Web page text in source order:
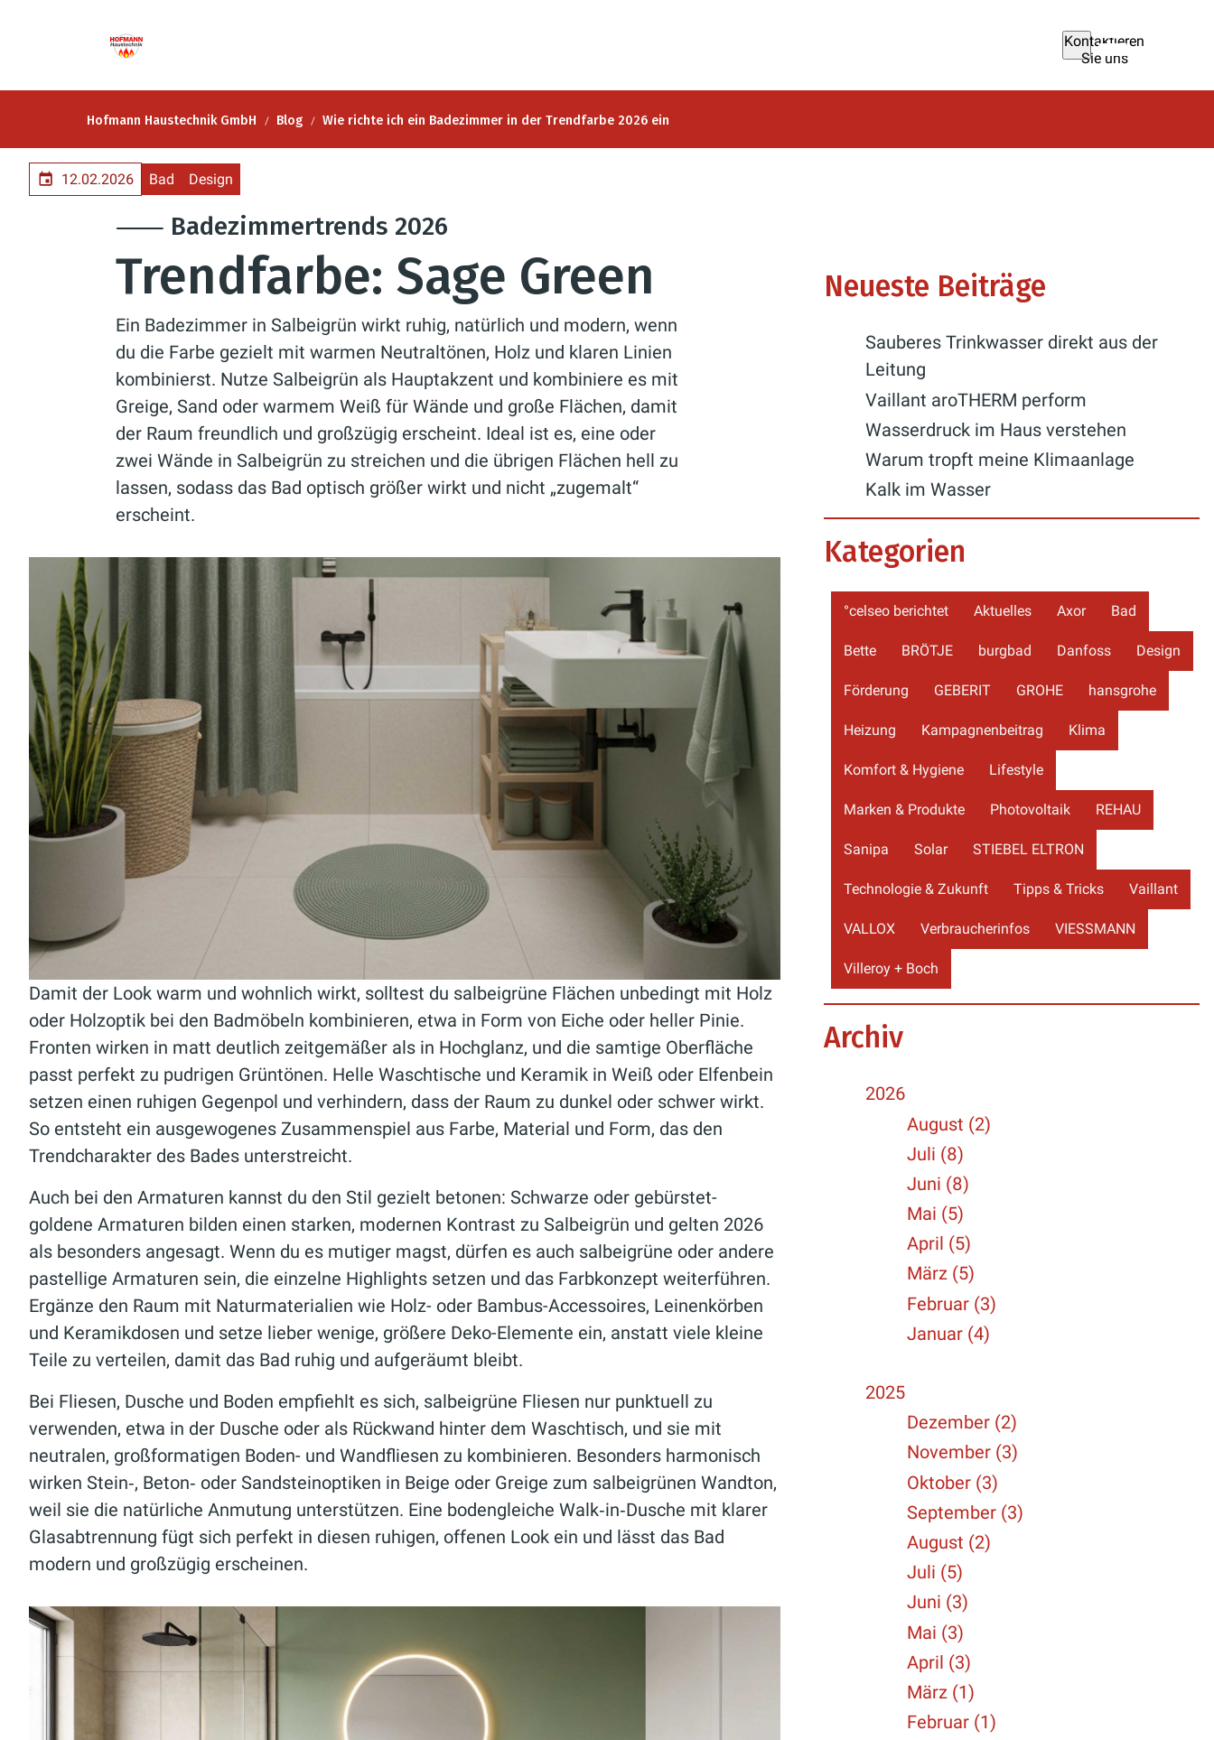
Kontaktieren
Sie uns
Hofmann Haustechnik GmbH Blog Wie richte ich ein Badezimmer in der Trendfarbe 2026 ein
12.02.2026 Bad Design
⸺ Badezimmertrends 2026
Trendfarbe: Sage Green
Ein Badezimmer in Salbeigrün wirkt ruhig, natürlich und modern, wenn
du die Farbe gezielt mit warmen Neutraltönen, Holz und klaren Linien
kombinierst. Nutze Salbeigrün als Hauptakzent und kombiniere es mit
Greige, Sand oder warmem Weiß für Wände und große Flächen, damit
der Raum freundlich und großzügig erscheint. Ideal ist es, eine oder
zwei Wände in Salbeigrün zu streichen und die übrigen Flächen hell zu
lassen, sodass das Bad optisch größer wirkt und nicht „zugemalt“
erscheint.
Damit der Look warm und wohnlich wirkt, solltest du salbeigrüne Flächen unbedingt mit Holz
oder Holzoptik bei den Badmöbeln kombinieren, etwa in Form von Eiche oder heller Pinie.
Fronten wirken in matt deutlich zeitgemäßer als in Hochglanz, und die samtige Oberfläche
passt perfekt zu pudrigen Grüntönen. Helle Waschtische und Keramik in Weiß oder Elfenbein
setzen einen ruhigen Gegenpol und verhindern, dass der Raum zu dunkel oder schwer wirkt.
So entsteht ein ausgewogenes Zusammenspiel aus Farbe, Material und Form, das den
Trendcharakter des Bades unterstreicht.
Auch bei den Armaturen kannst du den Stil gezielt betonen: Schwarze oder gebürstet-
goldene Armaturen bilden einen starken, modernen Kontrast zu Salbeigrün und gelten 2026
als besonders angesagt. Wenn du es mutiger magst, dürfen es auch salbeigrüne oder andere
pastellige Armaturen sein, die einzelne Highlights setzen und das Farbkonzept weiterführen.
Ergänze den Raum mit Naturmaterialien wie Holz- oder Bambus-Accessoires, Leinenkörben
und Keramikdosen und setze lieber wenige, größere Deko-Elemente ein, anstatt viele kleine
Teile zu verteilen, damit das Bad ruhig und aufgeräumt bleibt.
Bei Fliesen, Dusche und Boden empfiehlt es sich, salbeigrüne Fliesen nur punktuell zu
verwenden, etwa in der Dusche oder als Rückwand hinter dem Waschtisch, und sie mit
neutralen, großformatigen Boden- und Wandfliesen zu kombinieren. Besonders harmonisch
wirken Stein‑, Beton‑ oder Sandsteinoptiken in Beige oder Greige zum salbeigrünen Wandton,
weil sie die natürliche Anmutung unterstützen. Eine bodengleiche Walk‑in‑Dusche mit klarer
Glasabtrennung fügt sich perfekt in diesen ruhigen, offenen Look ein und lässt das Bad
modern und großzügig erscheinen.
Neueste Beiträge
Sauberes Trinkwasser direkt aus der
Leitung
Vaillant aroTHERM perform
Wasserdruck im Haus verstehen
Warum tropft meine Klimaanlage
Kalk im Wasser
Kategorien
°celseo berichtet Aktuelles Axor Bad
Bette BRÖTJE burgbad Danfoss Design
Förderung GEBERIT GROHE hansgrohe
Heizung Kampagnenbeitrag Klima
Komfort & Hygiene Lifestyle
Marken & Produkte Photovoltaik REHAU
Sanipa Solar STIEBEL ELTRON
Technologie & Zukunft Tipps & Tricks Vaillant
VALLOX Verbraucherinfos VIESSMANN
Villeroy + Boch
Archiv
2026
August (2)
Juli (8)
Juni (8)
Mai (5)
April (5)
März (5)
Februar (3)
Januar (4)
2025
Dezember (2)
November (3)
Oktober (3)
September (3)
August (2)
Juli (5)
Juni (3)
Mai (3)
April (3)
März (1)
Februar (1)